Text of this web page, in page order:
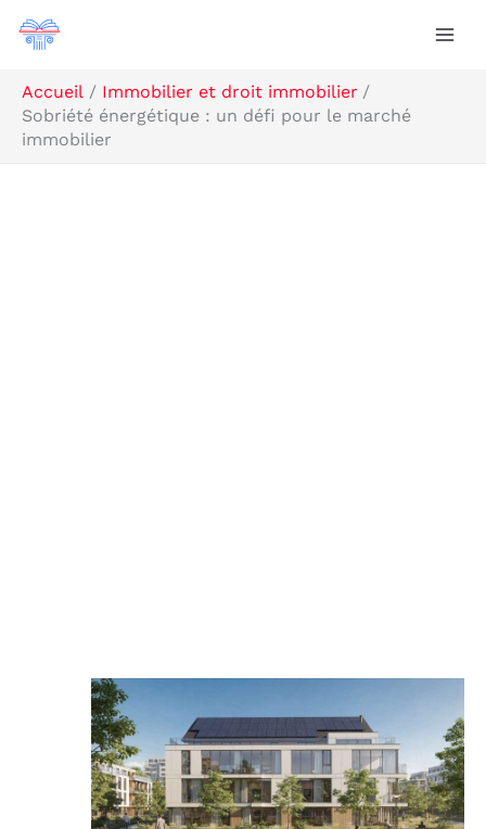
Aller
Accueil
Immobilier et droit immobilier
Sobriété énergétique : un défi pour le marché
immobilier
Rechercher